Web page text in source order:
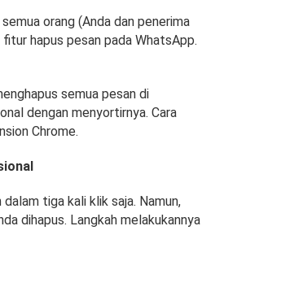
orang (Anda dan penerima
hapus pesan pada WhatsApp.
semua pesan di
dengan menyortirnya. Cara
Chrome.
tiga kali klik saja. Namun,
dihapus. Langkah melakukannya